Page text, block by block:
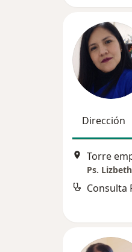
Dirección
Ps.
Consulta